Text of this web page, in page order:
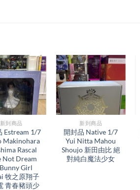
新到商品​
Estream 1/7
Makinohara
Rascal
Not Dream
Girl
牧之原翔子
青春豬頭少
新到商品​
開封品 Native 1/7
Yui Nitta Mahou
Shoujo 新田由比 絕
對純白魔法少女